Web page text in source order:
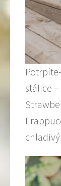
stálice